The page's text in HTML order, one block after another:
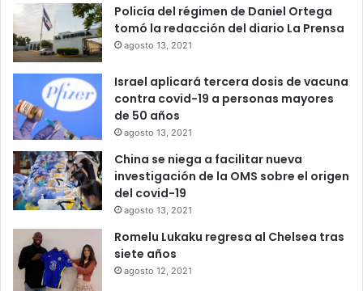
Policía del régimen de Daniel Ortega
tomó la redacción del diario La Prensa
agosto 13, 2021
Israel aplicará tercera dosis de vacuna
contra covid-19 a personas mayores
de 50 años
agosto 13, 2021
China se niega a facilitar nueva
investigación de la OMS sobre el origen
del covid-19
agosto 13, 2021
Romelu Lukaku regresa al Chelsea tras
siete años
agosto 12, 2021